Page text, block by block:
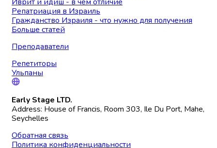
Репатриация в Израиль
Гражданство Израиля - что нужно для получения
Больше статей
Преподаватели
Репетиторы
Ульпаны
Early Stage LTD.
Address: House of Francis, Room 303, Ile Du Port, Mahe,
Seychelles
Обратная связь
Политика конфиденциальности